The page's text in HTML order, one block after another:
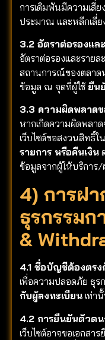
การเดิมพันมีความเสี่
ประมาณ และหลีกเลี่ย
3.2 อัตราต่อรองและ
อัตราต่อรองและรายล
สถานการณ์ของตลาด
ข้อมูล ณ จุดที่ผู้ใช้ ยืน
3.3 ความผิดพลาด
หากเกิดความผิดพลา
เว็บไซต์ขอสงวนสิทธิ์ใ
รายการ หรือคืนเงิน
ข้อมูลจากผู้ให้บริการ
4) การฝ
ธุรกรรมก
&
4.1 ชื่อบัญชีต้องตรง
เพื่อความปลอดภัย ธุ
กับผู้ลงทะเบียน เท่า
4.2 การยืนยันตัวต
เว็บไซต์อาจขอเอกส